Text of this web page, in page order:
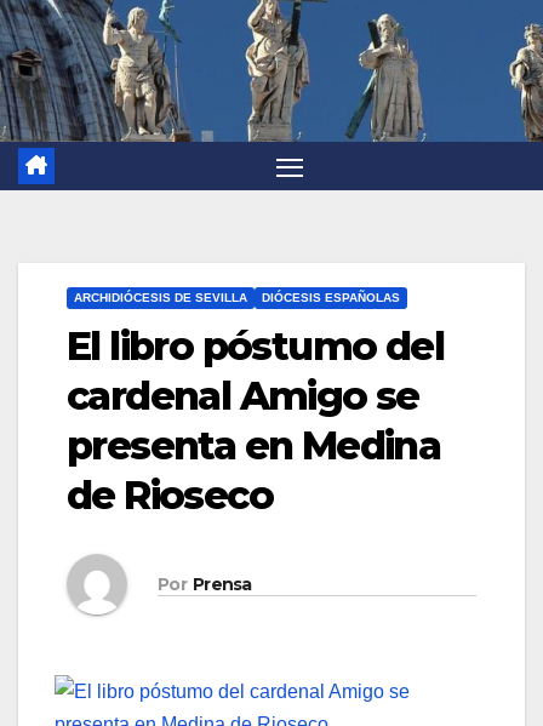
ARCHIDIÓCESIS DE SEVILLA DIÓCESIS ESPAÑOLAS
El libro póstumo del
cardenal Amigo se
presenta en Medina
de Rioseco
Por Prensa